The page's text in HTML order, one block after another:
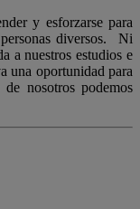
y esforzarse para
diversos.
Ni
a nuestros estudios e
una oportunidad para
nosotros podemos